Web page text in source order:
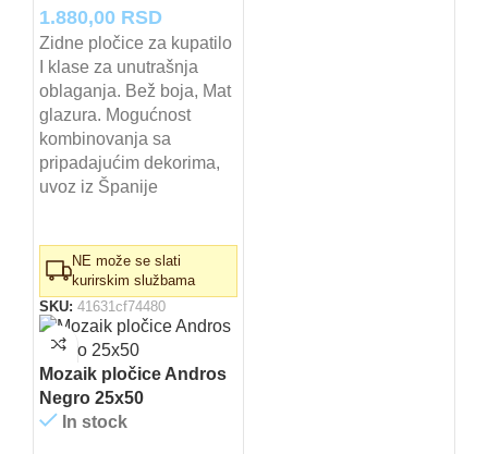
1.880,00 RSD
Zidne pločice za kupatilo
I klase za unutrašnja
oblaganja. Bež boja, Mat
glazura. Mogućnost
kombinovanja sa
pripadajućim dekorima,
uvoz iz Španije
NE može se slati
kurirskim službama
SKU: 41631cf74480
Mozaik pločice Andros
Negro 25x50
In stock